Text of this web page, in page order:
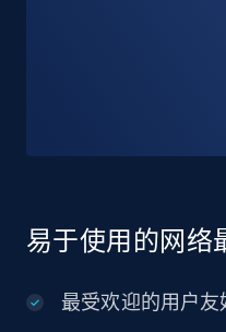
易于使用的网络
最受欢迎的用户友